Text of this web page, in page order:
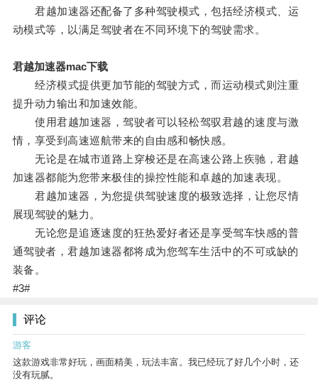
君越加速器还配备了多种驾驶模式，包括经济模式、运
动模式等，以满足驾驶者在不同环境下的驾驶需求。
君越加速器mac下载
经济模式提供更加节能的驾驶方式，而运动模式则注重
提升动力输出和加速效能。
使用君越加速器，驾驶者可以轻松驾驭君越的速度与激
情，享受到高速巡航带来的自由感和畅快感。
无论是在城市道路上穿梭还是在高速公路上疾驰，君越
加速器都能为您带来极佳的操控性能和卓越的加速表现。
君越加速器，为您提供驾驶速度的极致选择，让您尽情
展现驾驶的魅力。
无论您是追逐速度的狂热爱好者还是享受驾车快感的普
通驾驶者，君越加速器都将成为您驾车生活中的不可或缺的
装备。
#3#
评论
游客
这款游戏非常好玩，画面精美，玩法丰富。我已经玩了好几个小时，还
没有玩腻。